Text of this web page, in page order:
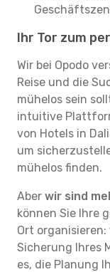
Ihr Tor zum
Wir bei Opodo
Reise und die
mühelos sein
intuitive
von Hotels in
um
mühelos finden.
Aber wir sind
können Sie Ihre
Ort
Sicherung Ihres
es, die Planung